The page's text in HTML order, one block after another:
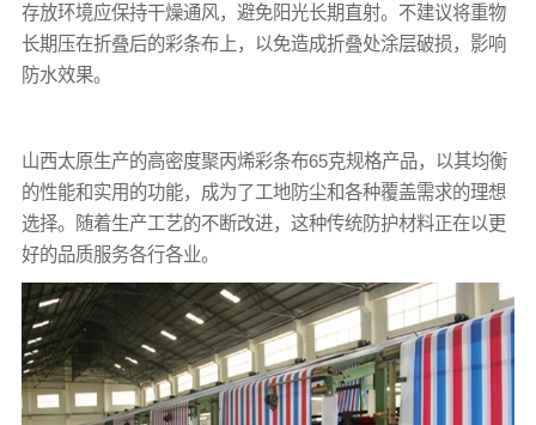
存放环境应保持干燥通风，避免阳光长期直射。不建议将重物
长期压在折叠后的彩条布上，以免造成折叠处涂层破损，影响
防水效果。
山西太原生产的高密度聚丙烯彩条布65克规格产品，以其均衡
的性能和实用的功能，成为了工地防尘和各种覆盖需求的理想
选择。随着生产工艺的不断改进，这种传统防护材料正在以更
好的品质服务各行各业。